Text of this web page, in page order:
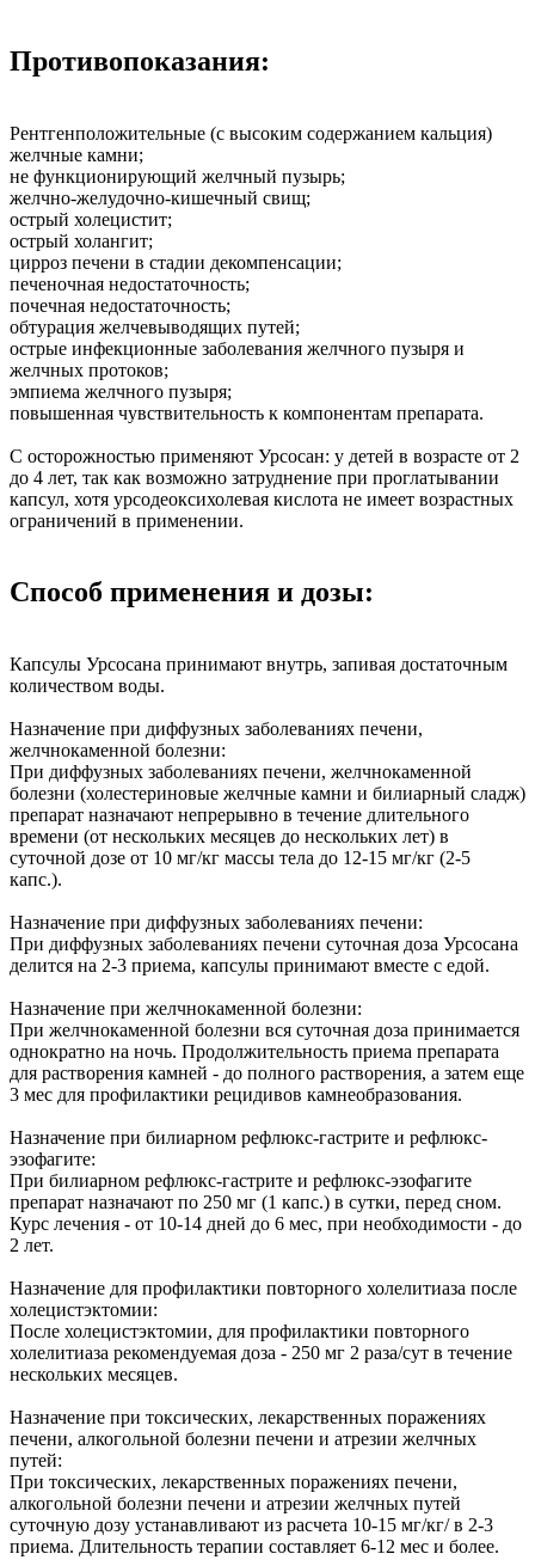
Противопоказания:
Рентгенположительные (с высоким содержанием кальция)
желчные камни;
не функционирующий желчный пузырь;
желчно-желудочно-кишечный свищ;
острый холецистит;
острый холангит;
цирроз печени в стадии декомпенсации;
печеночная недостаточность;
почечная недостаточность;
обтурация желчевыводящих путей;
острые инфекционные заболевания желчного пузыря и
желчных протоков;
эмпиема желчного пузыря;
повышенная чувствительность к компонентам препарата.
С осторожностью применяют Урсосан: у детей в возрасте от 2
до 4 лет, так как возможно затруднение при проглатывании
капсул, хотя урсодеоксихолевая кислота не имеет возрастных
ограничений в применении.
Способ применения и дозы:
Капсулы Урсосана принимают внутрь, запивая достаточным
количеством воды.
Назначение при диффузных заболеваниях печени,
желчнокаменной болезни:
При диффузных заболеваниях печени, желчнокаменной
болезни (холестериновые желчные камни и билиарный сладж)
препарат назначают непрерывно в течение длительного
времени (от нескольких месяцев до нескольких лет) в
суточной дозе от 10 мг/кг массы тела до 12-15 мг/кг (2-5
капс.).
Назначение при диффузных заболеваниях печени:
При диффузных заболеваниях печени суточная доза Урсосана
делится на 2-3 приема, капсулы принимают вместе с едой.
Назначение при желчнокаменной болезни:
При желчнокаменной болезни вся суточная доза принимается
однократно на ночь. Продолжительность приема препарата
для растворения камней - до полного растворения, а затем еще
3 мес для профилактики рецидивов камнеобразования.
Назначение при билиарном рефлюкс-гастрите и рефлюкс-
эзофагите:
При билиарном рефлюкс-гастрите и рефлюкс-эзофагите
препарат назначают по 250 мг (1 капс.) в сутки, перед сном.
Курс лечения - от 10-14 дней до 6 мес, при необходимости - до
2 лет.
Назначение для профилактики повторного холелитиаза после
холецистэктомии:
После холецистэктомии, для профилактики повторного
холелитиаза рекомендуемая доза - 250 мг 2 раза/сут в течение
нескольких месяцев.
Назначение при токсических, лекарственных поражениях
печени, алкогольной болезни печени и атрезии желчных
путей:
При токсических, лекарственных поражениях печени,
алкогольной болезни печени и атрезии желчных путей
суточную дозу устанавливают из расчета 10-15 мг/кг/ в 2-3
приема. Длительность терапии составляет 6-12 мес и более.